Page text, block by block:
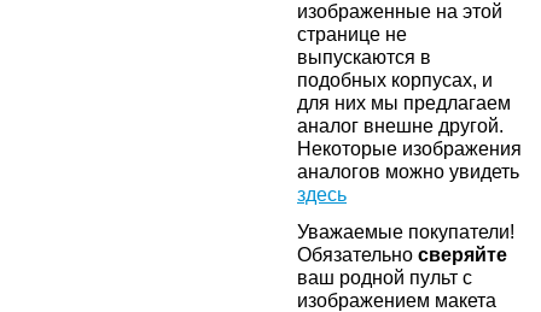
изображенные на этой
странице не
выпускаются в
подобных корпусах, и
для них мы предлагаем
аналог внешне другой.
Некоторые изображения
аналогов можно увидеть
здесь
Уважаемые покупатели!
Обязательно сверяйте
ваш родной пульт с
изображением макета